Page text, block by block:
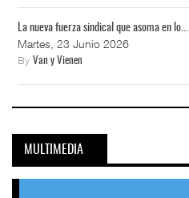
La nueva fuerza sindical que asoma en lo...
Martes, 23 Junio 2026
By Van y Vienen
MULTIMEDIA